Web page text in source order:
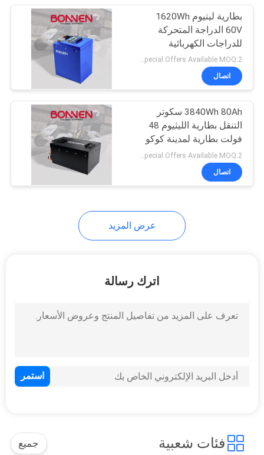
بطارية ليتيوم 1620Wh
60V الدراجة المتحركة
للدراجات الكهربائية
Special Offers Available MOQ:2 وحدة
اتصال
3840Wh 80Ah سكوتر
التنقل بطارية الليثيوم 48
فولت بطارية لمدينة كوكو
Special Offers Available MOQ:2 وحدة
اتصال
عرض المزيد
اترك رسالة
فئات شعبية جميع